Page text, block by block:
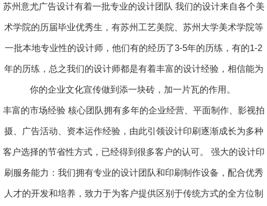
苏州意尤广告设计有着一批专业的设计团队 我们的设计来自各个美
术学院的历届毕业优秀生，有苏州工艺美院、苏州大学美术学院等
一批本地专业性的设计师，他们有的经历了3-5年的历练，有的1-2
年的历练，总之我们的设计师都是有着丰富的设计经验，相信能为
你的企业文化宣传做到添一块砖，加一片瓦的作用。
丰富的市场经验 核心团队拥有多年的企业经营、平面制作、影视拍
摄、广告活动、资本运作经验，由此引领设计印刷逐渐成长为多种
客户选择的节省性方式，已经得到很多客户的认可。 强大的设计印
刷服务能力：我们拥有专业的设计团队和印刷制作设备，配合优秀
人才的开发和培养，致力于为客户提供区别于传统方式的全方位制